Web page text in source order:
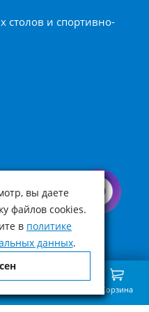
столов и спортивно-
Корзина
вы даете
файлов cookies.
в политике
данных.